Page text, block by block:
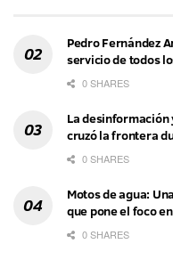
Pedro Fernández
servicio de todos
0 SHARES
La
cruzó la frontera
0 SHARES
Motos de agua:
que pone el foco
0 SHARES